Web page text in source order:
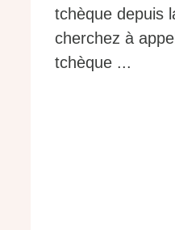
tchèque depuis
cherchez à
tchèque ...